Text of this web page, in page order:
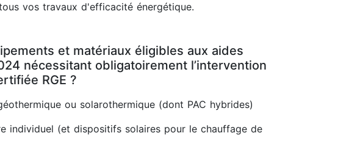
vos travaux d'efficacité énergétique.
et matériaux éligibles aux aides
nécessitant obligatoirement l’intervention
RGE ?
ou solarothermique (dont PAC hybrides)
individuel (et dispositifs solaires pour le chauffage de